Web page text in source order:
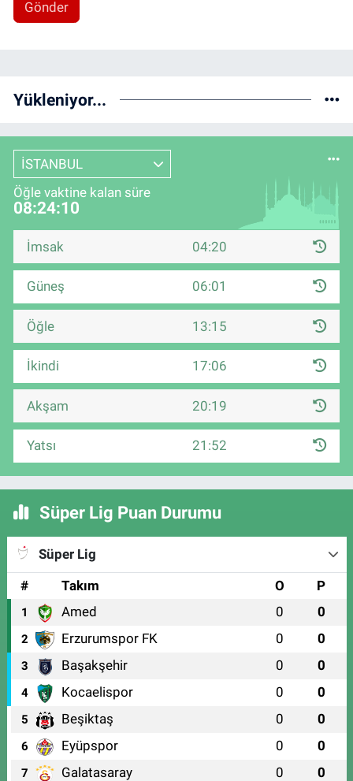
Gönder
Yükleniyor...
İSTANBUL
Öğle vaktine kalan süre
08:24:10
İmsak 04:20
Güneş 06:01
Öğle 13:15
İkindi 17:06
Akşam 20:19
Yatsı 21:52
Süper Lig Puan Durumu
Süper Lig
#
Takım O P
1 Amed 0 0
2 Erzurumspor FK 0 0
3 Başakşehir 0 0
4 Kocaelispor 0 0
5 Beşiktaş 0 0
6 Eyüpspor 0 0
7 Galatasaray 0 0